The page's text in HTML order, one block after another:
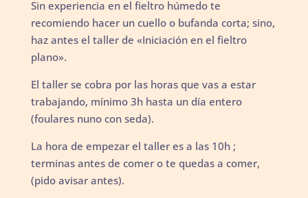
Sin experiencia en el fieltro húmedo te
recomiendo hacer un cuello o bufanda corta; sino,
haz antes el taller de «Iniciación en el fieltro
plano».
El taller se cobra por las horas que vas a estar
trabajando, mínimo 3h hasta un día entero
(foulares nuno con seda).
La hora de empezar el taller es a las 10h ;
terminas antes de comer o te quedas a comer,
(pido avisar antes).